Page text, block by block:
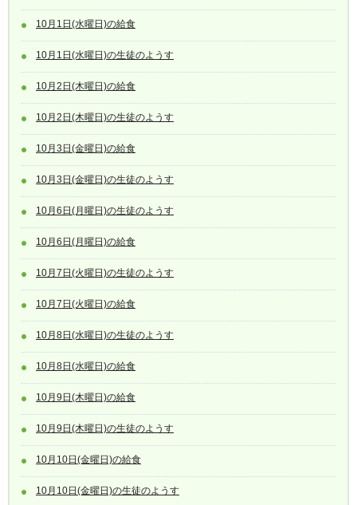
10月1日(水曜日)の給食
10月1日(水曜日)の生徒のようす
10月2日(木曜日)の給食
10月2日(木曜日)の生徒のようす
10月3日(金曜日)の給食
10月3日(金曜日)の生徒のようす
10月6日(月曜日)の生徒のようす
10月6日(月曜日)の給食
10月7日(火曜日)の生徒のようす
10月7日(火曜日)の給食
10月8日(水曜日)の生徒のようす
10月8日(水曜日)の給食
10月9日(木曜日)の給食
10月9日(木曜日)の生徒のようす
10月10日(金曜日)の給食
10月10日(金曜日)の生徒のようす